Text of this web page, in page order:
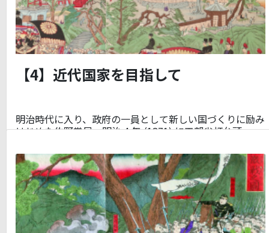
【4】近代国家を目指して
明治時代に入り、政府の一員として新しい国づくりに励み
はじめた佐野常民。明治 4 年 (1871) に工部省灯台頭…